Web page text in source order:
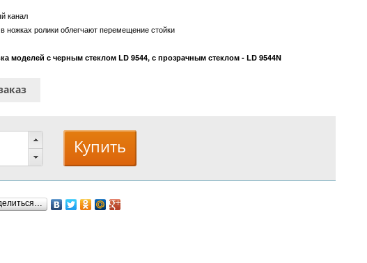
канал
ножках ролики облегчают перемещение стойки
моделей с черным стеклом LD 9544, с прозрачным стеклом - LD 9544N